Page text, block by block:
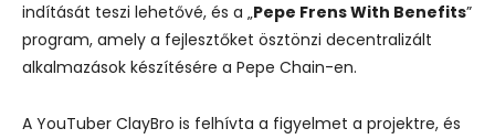
indítását teszi lehetővé, és a „Pepe Frens With Benefits”
program, amely a fejlesztőket ösztönzi decentralizált
alkalmazások készítésére a Pepe Chain-en.
A YouTuber ClayBro is felhívta a figyelmet a projektre, és